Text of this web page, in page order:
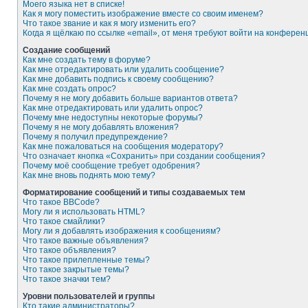
Моего языка нет в списке!
Как я могу поместить изображение вместе со своим именем?
Что такое звание и как я могу изменить его?
Когда я щёлкаю по ссылке «email», от меня требуют войти на
Создание сообщений
Как мне создать тему в форуме?
Как мне отредактировать или удалить сообщение?
Как мне добавить подпись к своему сообщению?
Как мне создать опрос?
Почему я не могу добавить больше вариантов ответа?
Как мне отредактировать или удалить опрос?
Почему мне недоступны некоторые форумы?
Почему я не могу добавлять вложения?
Почему я получил предупреждение?
Как мне пожаловаться на сообщения модератору?
Что означает кнопка «Сохранить» при создании сообщения?
Почему моё сообщение требует одобрения?
Как мне вновь поднять мою тему?
Форматирование сообщений и типы создаваемых тем
Что такое BBCode?
Могу ли я использовать HTML?
Что такое смайлики?
Могу ли я добавлять изображения к сообщениям?
Что такое важные объявления?
Что такое объявления?
Что такое прилепленные темы?
Что такое закрытые темы?
Что такое значки тем?
Уровни пользователей и группы
Кто такие администраторы?